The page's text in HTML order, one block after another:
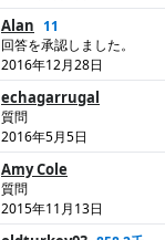
Alan 11
回答を承認しました。
2016年12月28日
echagarrugal
質問
2016年5月5日
Amy Cole
質問
2015年11月13日